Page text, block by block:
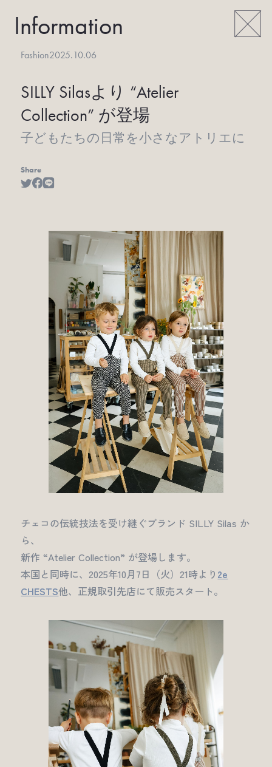
Information
Fashion2025.10.06
SILLY Silasより “Atelier
Collection” が登場
子どもたちの日常を小さなアトリエに
Share
チェコの伝統技法を受け継ぐブランド SILLY Silas か
ら、
新作 “Atelier Collection” が登場します。
本国と同時に、2025年10月7日（火）21時より 2e
CHESTS他、正規取引先店にて販売スタート。